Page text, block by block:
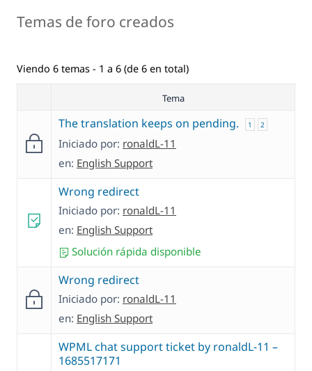
Temas de foro creados
Viendo 6 temas - 1 a 6 (de 6 en total)
Tema
The translation keeps on pending. 1 2
Iniciado por: ronaldL-11
en: English Support
Wrong redirect
Iniciado por: ronaldL-11
en: English Support
Solución rápida disponible
Wrong redirect
Iniciado por: ronaldL-11
en: English Support
WPML chat support ticket by ronaldL-11 –
1685517171